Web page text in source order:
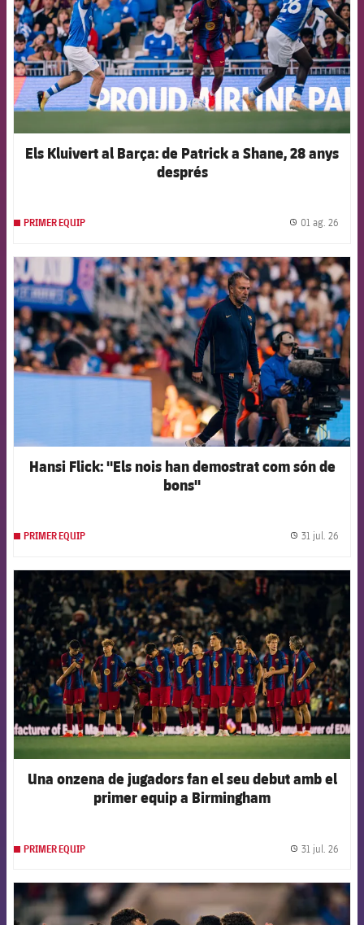
Els Kluivert al Barça: de Patrick a Shane, 28 anys
després
PRIMER EQUIP 01 ag. 26
FCB Barcelona badge
Hansi Flick: "Els nois han demostrat com són de
bons"
PRIMER EQUIP 31 jul. 26
FCB Barcelona badge
Una onzena de jugadors fan el seu debut amb el
primer equip a Birmingham
PRIMER EQUIP 31 jul. 26
FCB Barcelona badge